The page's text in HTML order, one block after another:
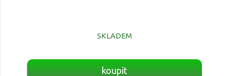
SKLADEM
koupit